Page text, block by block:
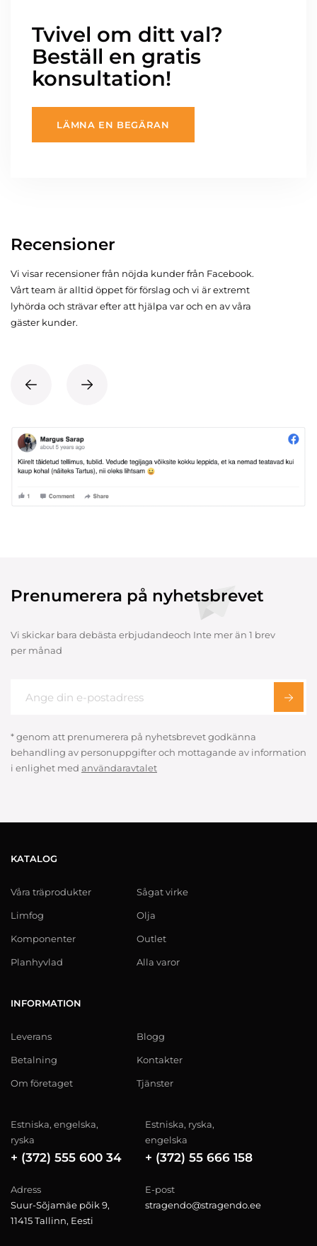
Tvivel om ditt val?
Beställ en gratis
konsultation!
LÄMNA EN BEGÄRAN
Recensioner
Vi visar recensioner från nöjda kunder från Facebook.
Vårt team är alltid öppet för förslag och vi är extremt
lyhörda och strävar efter att hjälpa var och en av våra
gäster kunder.
Prenumerera på nyhetsbrevet
Vi skickar bara debästa erbjudandeoch Inte mer än 1 brev
per månad
* genom att prenumerera på nyhetsbrevet godkänna
behandling av personuppgifter och mottagande av information
i enlighet med användaravtalet
KATALOG
Våra träprodukter
Limfog
Komponenter
Planhyvlad
Sågat virke
Olja
Outlet
Alla varor
INFORMATION
Leverans
Betalning
Om företaget
Blogg
Kontakter
Tjänster
Estniska, engelska,
ryska
+ (372) 555 600 34
Estniska, ryska,
engelska
+ (372) 55 666 158
Adress
Suur-Sõjamäe põik 9,
11415 Tallinn, Eesti
E-post
stragendo@stragendo.ee